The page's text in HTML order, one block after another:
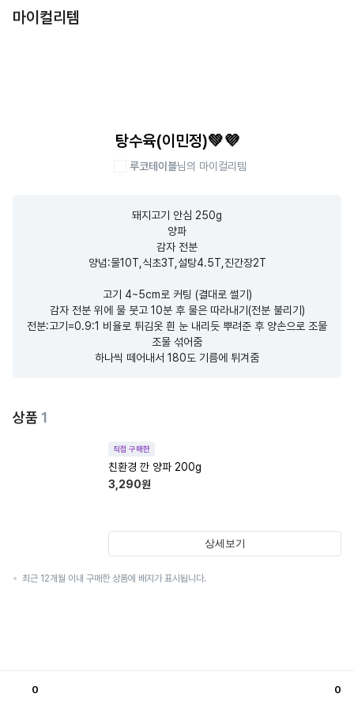
마이컬리템
탕수육(이민정)💚💜
루코테이블님의 마이컬리템
돼지고기 안심 250g
양파
감자 전분
양념:물10T,식초3T,설탕4.5T,진간장2T
고기 4~5cm로 커팅 (결대로 썰기)
감자 전분 위에 물 붓고 10분 후 물은 따라내기(전분 불리기)
전분:고기=0.9:1 비율로 튀김옷 흰 눈 내리듯 뿌려준 후 양손으로 조물
조물 섞어줌
하나씩 떼어내서 180도 기름에 튀겨줌
상품 1
직접 구매한
친환경 깐 양파 200g
3,290원
상세보기
최근 12개월 이내 구매한 상품에 배지가 표시됩니다.
0 0